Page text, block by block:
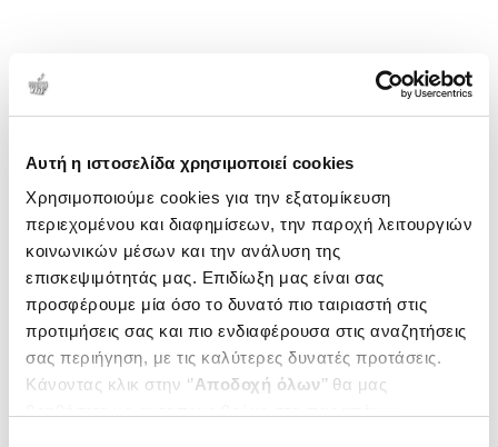
Αυτή η ιστοσελίδα χρησιμοποιεί cookies
Χρησιμοποιούμε cookies για την εξατομίκευση
περιεχομένου και διαφημίσεων, την παροχή λειτουργιών
κοινωνικών μέσων και την ανάλυση της
επισκεψιμότητάς μας. Επιδίωξη μας είναι σας
προσφέρουμε μία όσο το δυνατό πιο ταιριαστή στις
προτιμήσεις σας και πιο ενδιαφέρουσα στις αναζητήσεις
σας περιήγηση, με τις καλύτερες δυνατές προτάσεις.
Κάνοντας κλικ στην ‘’Αποδοχή όλων’’ θα μας